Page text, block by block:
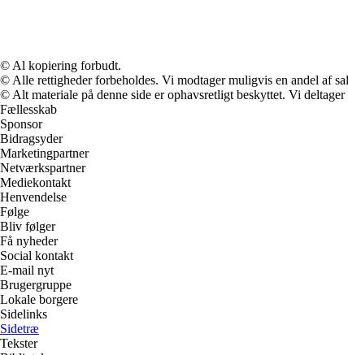
© Al kopiering forbudt.
© Alle rettigheder forbeholdes. Vi modtager muligvis en andel af
© Alt materiale på denne side er ophavsretligt beskyttet. Vi
Fællesskab
Sponsor
Bidragsyder
Marketingpartner
Netværkspartner
Mediekontakt
Henvendelse
Følge
Bliv følger
Få nyheder
Social kontakt
E-mail nyt
Brugergruppe
Lokale borgere
Sidelinks
Sidetræ
Tekster